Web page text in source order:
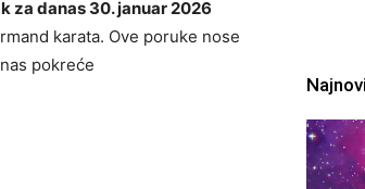
za danas 30. januar 2026
karata. Ove poruke nose
pokreće